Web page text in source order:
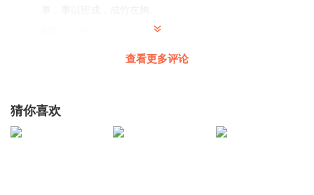
书小帏丨珊梦海誓: 🌾
查看更多评论
猜你喜欢